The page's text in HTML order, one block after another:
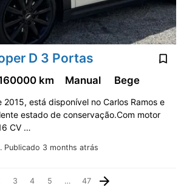
D 3 Portas
Publicado 3 months atrás
km Manual Bege
2015, está disponível no Carlos Ramos e
estado de conservação.Com motor
CV …
3 4 5 … 47